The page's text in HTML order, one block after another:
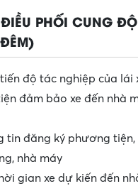
PHỐI CUNG
độ tác nghiệp của lái
đảm bảo xe đến nhà
tin đăng ký phương
nhà máy
gian xe dự kiến đến